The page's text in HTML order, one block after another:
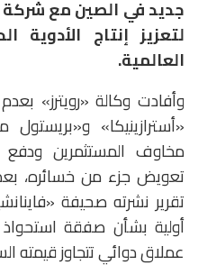
لتعزيز إنتاج الأدوية
العالمية.
وأفادت وكالة «رويترز»
«أسترازينيكا»
مخاوف المستثمرين ودفع
تقرير نشرته صحيفة
أولية بشأن صفقة
عملاق دوائي تتجاوز قيمته السوقية 400